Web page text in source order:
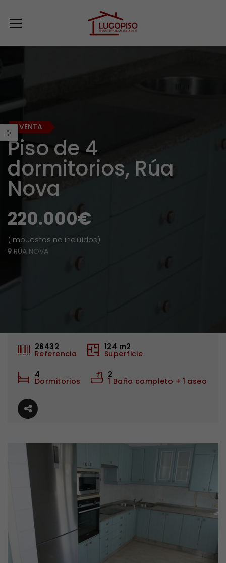
VENTA
Piso de 4
dormitorios, Rúa
Nova
220.000€
(Impuestos no incluídos)
RÚA NOVA
26432
Referencia
124 m2
Superficie
4
Dormitorios
2
1 Baño completo + 1 aseo